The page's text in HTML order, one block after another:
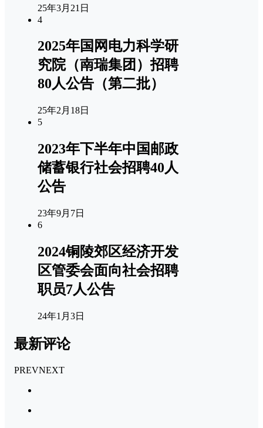
25年3月21日
4
2025年国网电力科学研
究院（南瑞集团）招聘
80人公告（第二批）
25年2月18日
5
2023年下半年中国邮政
储蓄银行社会招聘40人
公告
23年9月7日
6
2024铜陵郊区经济开发
区管委会面向社会招聘
职员7人公告
24年1月3日
最新评论
PREVNEXT